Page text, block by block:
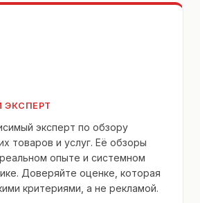
эксперт по обзору
товаров и услуг. Её обзоры
опыте и системном
Доверяйте оценке, которая
критериями, а не рекламой.